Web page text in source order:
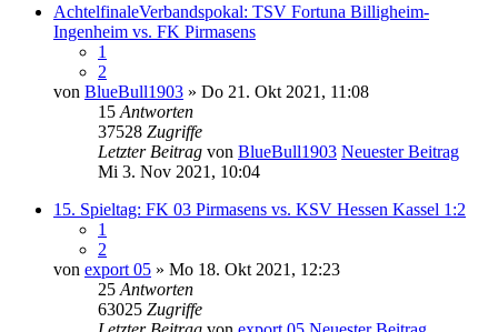
AchtelfinaleVerbandspokal: TSV Fortuna Billigheim-
Ingenheim vs. FK Pirmasens
1
2
von BlueBull1903 » Do 21. Okt 2021, 11:08
15 Antworten
37528 Zugriffe
Letzter Beitrag von BlueBull1903 Neuester Beitrag
Mi 3. Nov 2021, 10:04
15. Spieltag: FK 03 Pirmasens vs. KSV Hessen Kassel 1:2
1
2
von export 05 » Mo 18. Okt 2021, 12:23
25 Antworten
63025 Zugriffe